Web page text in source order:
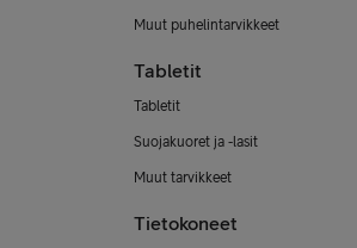
Muut puhelintarvikkeet
Tabletit
Tabletit
Suojakuoret ja -lasit
Muut tarvikkeet
Tietokoneet